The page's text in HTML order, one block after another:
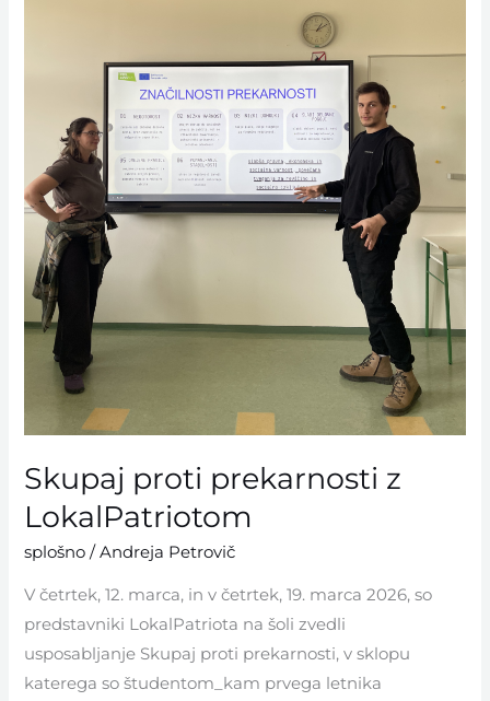
Skupaj proti prekarnosti z
LokalPatriotom
splošno /Andreja Petrovič
V četrtek, 12. marca, in v četrtek, 19. marca 2026, so
predstavniki LokalPatriota na šoli zvedli
usposabljanje Skupaj proti prekarnosti, v sklopu
katerega so študentom_kam prvega letnika